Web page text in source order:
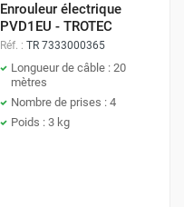
Enrouleur électrique
PVD1EU - TROTEC
Réf. : TR 7333000365
Longueur de câble : 20
mètres
Nombre de prises : 4
Poids : 3 kg